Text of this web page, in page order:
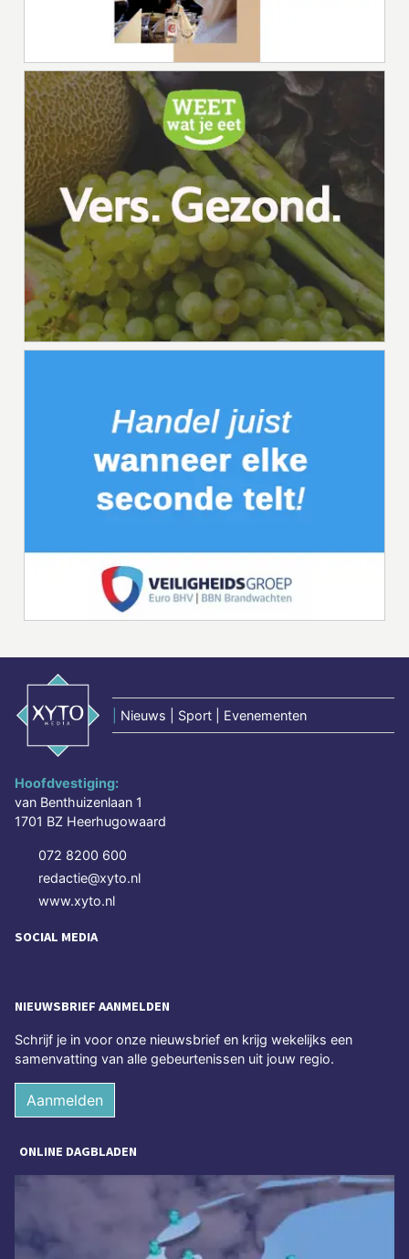
Nieuws | Sport | Evenementen
Hoofdvestiging:
van Benthuizenlaan 1
1701 BZ Heerhugowaard
072 8200 600
redactie@xyto.nl
www.xyto.nl
SOCIAL MEDIA
NIEUWSBRIEF AANMELDEN
Schrijf je in voor onze nieuwsbrief en krijg wekelijks een
samenvatting van alle gebeurtenissen uit jouw regio.
Aanmelden
ONLINE DAGBLADEN